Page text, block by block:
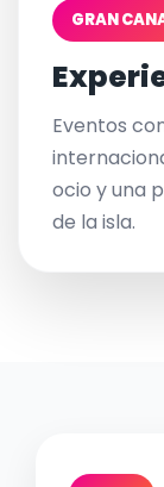
GRAN
Eventos
ocio y una
de la isla.